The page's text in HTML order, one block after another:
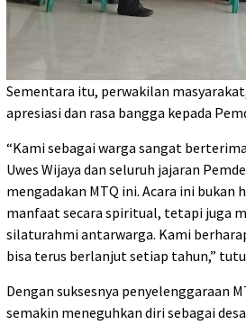
Sementara itu, perwakilan
apresiasi dan rasa bangga kepada
“Kami sebagai warga sangat
Uwes Wijaya dan seluruh jajaran
mengadakan MTQ ini. Acara ini bukan
manfaat secara spiritual, tetapi juga
silaturahmi antarwarga. Kami
bisa terus berlanjut setiap tahun,”
Dengan suksesnya penyelenggaraan
semakin meneguhkan diri sebagai